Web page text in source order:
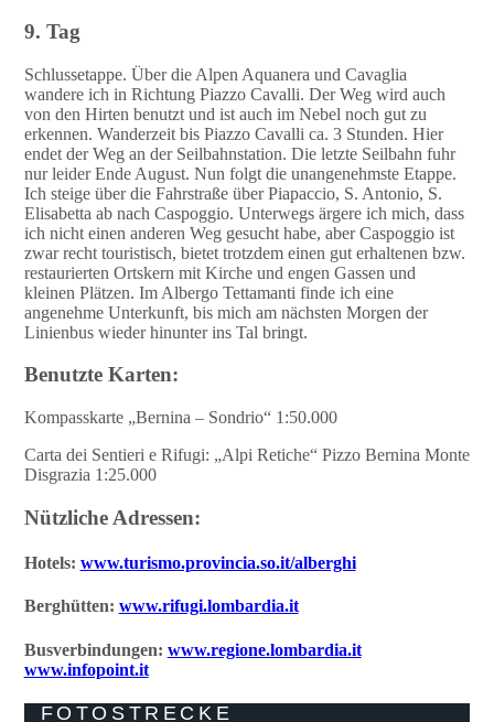
9. Tag
Schlussetappe. Über die Alpen Aquanera und Cavaglia
wandere ich in Richtung Piazzo Cavalli. Der Weg wird auch
von den Hirten benutzt und ist auch im Nebel noch gut zu
erkennen. Wanderzeit bis Piazzo Cavalli ca. 3 Stunden. Hier
endet der Weg an der Seilbahnstation. Die letzte Seilbahn fuhr
nur leider Ende August. Nun folgt die unangenehmste Etappe.
Ich steige über die Fahrstraße über Piapaccio, S. Antonio, S.
Elisabetta ab nach Caspoggio. Unterwegs ärgere ich mich, dass
ich nicht einen anderen Weg gesucht habe, aber Caspoggio ist
zwar recht touristisch, bietet trotzdem einen gut erhaltenen bzw.
restaurierten Ortskern mit Kirche und engen Gassen und
kleinen Plätzen. Im Albergo Tettamanti finde ich eine
angenehme Unterkunft, bis mich am nächsten Morgen der
Linienbus wieder hinunter ins Tal bringt.
Benutzte Karten:
Kompasskarte „Bernina – Sondrio“ 1:50.000
Carta dei Sentieri e Rifugi: „Alpi Retiche“ Pizzo Bernina Monte
Disgrazia 1:25.000
Nützliche Adressen:
Hotels: www.turismo.provincia.so.it/alberghi
Berghütten: www.rifugi.lombardia.it
Busverbindungen: www.regione.lombardia.it
www.infopoint.it
FOTOSTRECKE